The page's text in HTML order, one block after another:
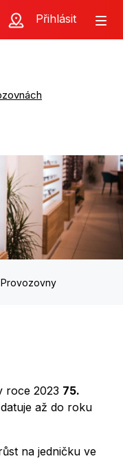
Přihlásit
Provozovny
roce 2023 75.
až do roku
na jedničku ve